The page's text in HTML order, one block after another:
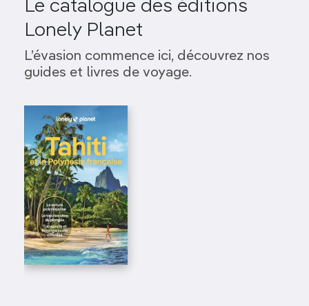
Le catalogue des éditions
Lonely Planet
L’évasion commence ici, découvrez nos
guides et livres de voyage.